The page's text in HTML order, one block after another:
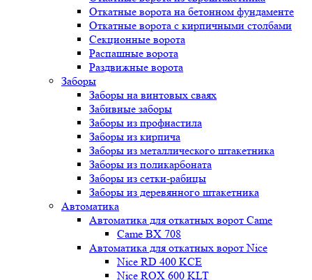
Откатные ворота на бетонном фундаменте
Откатные ворота с кирпичными столбами
Секционные ворота
Распашные ворота
Раздвижные ворота
Заборы
Заборы на винтовых сваях
Забивные заборы
Заборы из профнастила
Заборы из кирпича
Заборы из металлического штакетника
Заборы из поликарбоната
Заборы из сетки-рабицы
Заборы из деревянного штакетника
Автоматика
Автоматика для откатных ворот Came
Came BX 708
Автоматика для откатных ворот Nice
Nice RD 400 KCE
Nice ROX 600 KLT